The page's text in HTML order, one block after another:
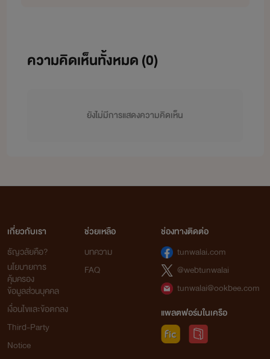
ความคิดเห็นทั้งหมด (0)
ยังไม่มีการแสดงความคิดเห็น
เกี่ยวกับเรา
ธัญวลัยคือ?
นโยบายการ
คุ้มครอง
ข้อมูลส่วนบุคคล
เงื่อนไขและข้อตกลง
Third-Party
Notice
ช่วยเหลือ
บทความ
FAQ
ช่องทางติดต่อ
tunwalai.com
@webtunwalai
tunwalai@ookbee.com
แพลตฟอร์มในเครือ